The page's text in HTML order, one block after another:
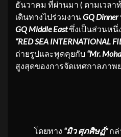
ธันวาคม ที่ผ่านมา ( ตามเวลา
เดินทางไปร่วมงานGQ Dinner
GQ Middle Eastซึ่งเป็นส่วนหนึ่
“RED SEA INTERNATIONAL
ถ่ายรูปและพูดคุยกับ “Mr.
สูงสุดของการจัดเทศกาลภาพ
โดยทาง “มิว ศุภศิษฏ์”กล่